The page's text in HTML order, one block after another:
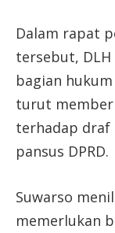
Dalam rapat
tersebut,
bagian
turut
terhadap draf
pansus DPRD.
Suwarso
memerlukan